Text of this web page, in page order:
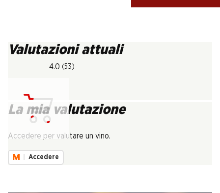
Valutazioni attuali
4.0 (53)
La mia valutazione
Accedere per valutare un vino.
Accedere